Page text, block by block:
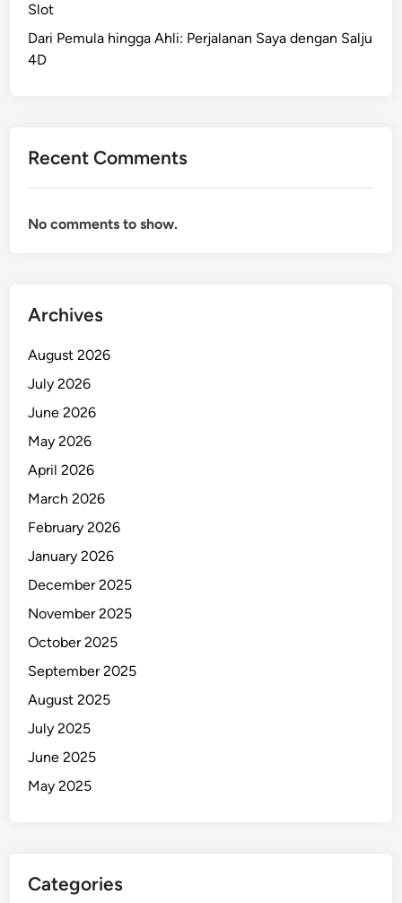
Slot
Dari Pemula hingga Ahli: Perjalanan Saya dengan Salju
4D
Recent Comments
No comments to show.
Archives
August 2026
July 2026
June 2026
May 2026
April 2026
March 2026
February 2026
January 2026
December 2025
November 2025
October 2025
September 2025
August 2025
July 2025
June 2025
May 2025
Categories